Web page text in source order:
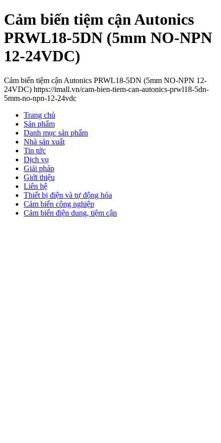
Cảm biến tiệm cận Autonics
PRWL18-5DN (5mm NO-NPN
12-24VDC)
Cảm biến tiệm cận Autonics PRWL18-5DN (5mm NO-NPN 12-
24VDC) https://imall.vn/cam-bien-tiem-can-autonics-prwl18-5dn-
5mm-no-npn-12-24vdc
Trang chủ
Sản phẩm
Danh mục sản phẩm
Nhà sản xuất
Tin tức
Dịch vụ
Giải pháp
Giới thiệu
Liên hệ
Thiết bị điện và tự động hóa
Cảm biến công nghiệp
Cảm biến điện dung, tiệm cận